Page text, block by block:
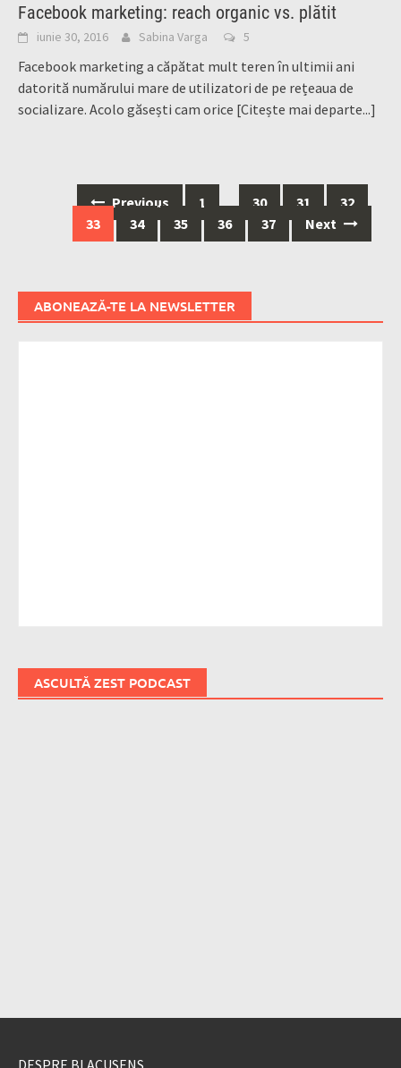
Facebook marketing: reach organic vs. plătit
iunie 30, 2016 Sabina Varga 5
Facebook marketing a căpătat mult teren în ultimii ani
datorită numărului mare de utilizatori de pe rețeaua de
socializare. Acolo găsești cam orice [Citește mai departe...]
navigation
Previous 1 … 30 31
32
33
34 35 36 37 Next
ABONEAZĂ-TE LA NEWSLETTER
ASCULTĂ ZEST PODCAST
DESPRE BLACUSENS